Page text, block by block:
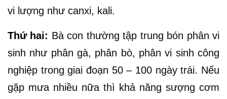
vi lượng như canxi, kali.
Thứ hai: Bà con thường tập trung bón phân vi
sinh như phân gà, phân bò, phân vi sinh công
nghiệp trong giai đoạn 50 – 100 ngày trái. Nếu
gặp mưa nhiều nữa thì khả năng sượng cơm